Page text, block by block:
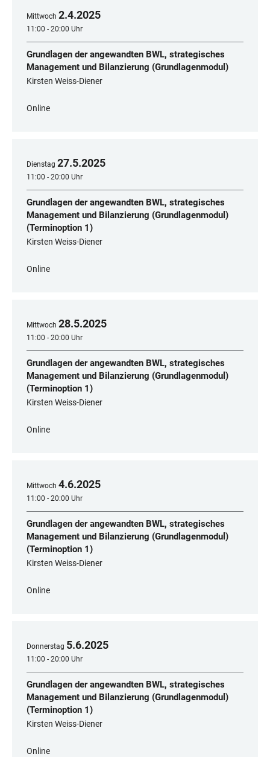
Mittwoch 2.4.2025
11:00 - 20:00 Uhr
Grundlagen der angewandten BWL, strategisches
Management und Bilanzierung (Grundlagenmodul)
Kirsten Weiss-Diener
Online
Dienstag 27.5.2025
11:00 - 20:00 Uhr
Grundlagen der angewandten BWL, strategisches
Management und Bilanzierung (Grundlagenmodul)
(Terminoption 1)
Kirsten Weiss-Diener
Online
Mittwoch 28.5.2025
11:00 - 20:00 Uhr
Grundlagen der angewandten BWL, strategisches
Management und Bilanzierung (Grundlagenmodul)
(Terminoption 1)
Kirsten Weiss-Diener
Online
Mittwoch 4.6.2025
11:00 - 20:00 Uhr
Grundlagen der angewandten BWL, strategisches
Management und Bilanzierung (Grundlagenmodul)
(Terminoption 1)
Kirsten Weiss-Diener
Online
Donnerstag 5.6.2025
11:00 - 20:00 Uhr
Grundlagen der angewandten BWL, strategisches
Management und Bilanzierung (Grundlagenmodul)
(Terminoption 1)
Kirsten Weiss-Diener
Online